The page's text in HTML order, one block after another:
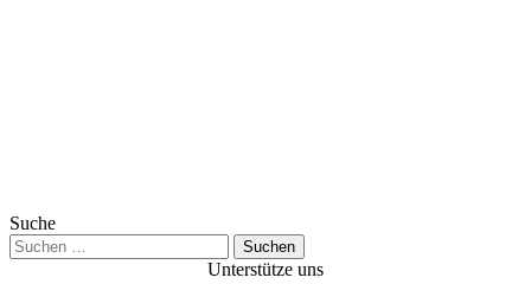
Suche
Suchen
nach:
Unterstütze uns